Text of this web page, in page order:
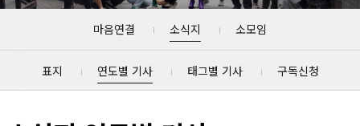
마음연결 소식지 소모임
표지 연도별 기사 태그별 기사 구독신청